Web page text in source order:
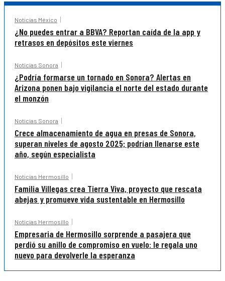
Noticias México
¿No puedes entrar a BBVA? Reportan caída de la app y
retrasos en depósitos este viernes
Noticias Sonora
¿Podría formarse un tornado en Sonora? Alertas en
Arizona ponen bajo vigilancia el norte del estado durante
el monzón
Noticias Sonora
Crece almacenamiento de agua en presas de Sonora,
superan niveles de agosto 2025; podrían llenarse este
año, según especialista
Noticias Hermosillo
Familia Villegas crea Tierra Viva, proyecto que rescata
abejas y promueve vida sustentable en Hermosillo
Noticias Hermosillo
Empresaria de Hermosillo sorprende a pasajera que
perdió su anillo de compromiso en vuelo: le regala uno
nuevo para devolverle la esperanza